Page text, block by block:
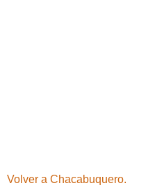
Volver a Chacabuquero.